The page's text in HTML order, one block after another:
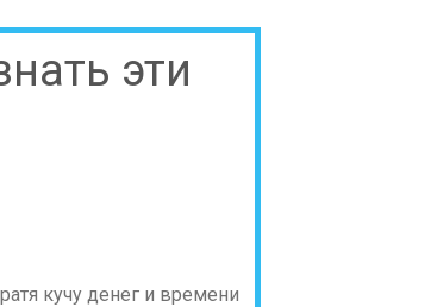
эти
кучу денег и времени